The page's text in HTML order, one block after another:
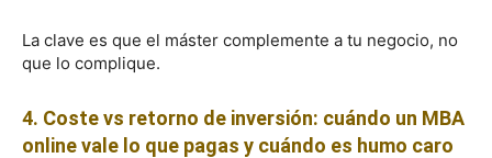
La clave es que el máster complemente a tu negocio, no
que lo complique.
4. Coste vs retorno de inversión: cuándo un MBA
online vale lo que pagas y cuándo es humo caro